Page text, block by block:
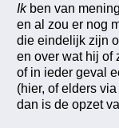
Ik ben van
en al zou er nog
die eindelijk zijn
en over wat hij of
of in ieder geval
(hier, of elders
dan is de opzet